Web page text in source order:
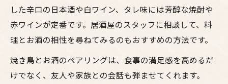
した辛口の日本酒や白ワイン、タレ味には芳醇な焼酎や
赤ワインが定番です。居酒屋のスタッフに相談して、料
理とお酒の相性を尋ねてみるのもおすすめの方法です。
焼き鳥とお酒のペアリングは、食事の満足感を高めるだ
けでなく、友人や家族との会話も弾ませてくれます。